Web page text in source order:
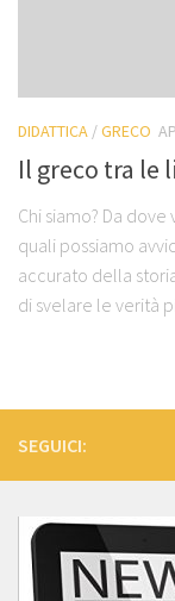
DIDATTICA /GRECO
Il greco tra le
Chi siamo? Da
quali possiamo
accurato della
di svelare le verità
SEGUICI: